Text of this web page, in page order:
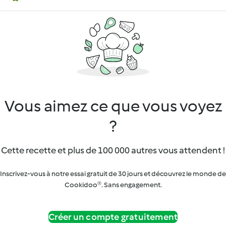
Vous aimez ce que vous voyez
?
Cette recette et plus de 100 000 autres vous attendent !
Inscrivez-vous à notre essai gratuit de 30 jours et découvrez le monde de
Cookidoo®. Sans engagement.
Créer un compte gratuitement